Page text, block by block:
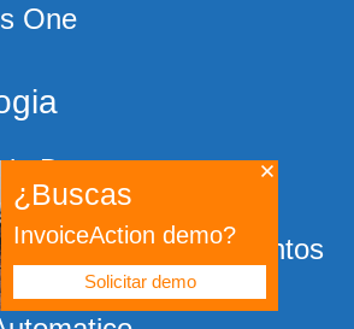
¿Buscas
InvoiceAction demo?
Solicitar demo
One
Documentos
de Documentos
de Datos